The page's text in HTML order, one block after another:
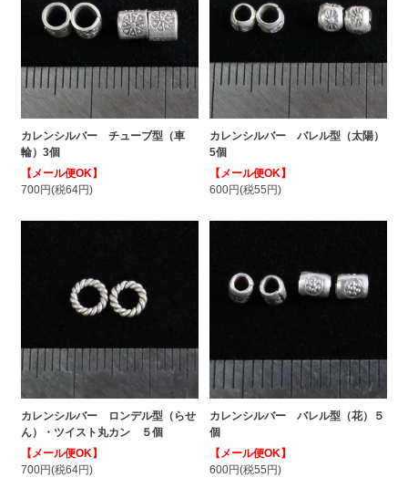
カレンシルバー チューブ型（車
輪）3個
【メール便OK】
700円(税64円)
カレンシルバー バレル型（太陽）
5個
【メール便OK】
600円(税55円)
カレンシルバー ロンデル型（らせ
ん）・ツイスト丸カン ５個
【メール便OK】
700円(税64円)
カレンシルバー バレル型（花）５
個
【メール便OK】
600円(税55円)